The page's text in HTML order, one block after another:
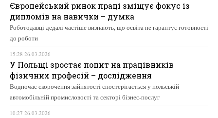
Європейський ринок праці зміщує фокус із
дипломів на навички – думка
Роботодавці дедалі частіше визнають, що освіта не гарантує готовності
до роботи
15:28 26.03.2026
У Польщі зростає попит на працівників
фізичних професій – дослідження
Водночас скорочення зайнятості спостерігається у польській
автомобільній промисловості та секторі бізнес-послуг
10:27 26.03.2026